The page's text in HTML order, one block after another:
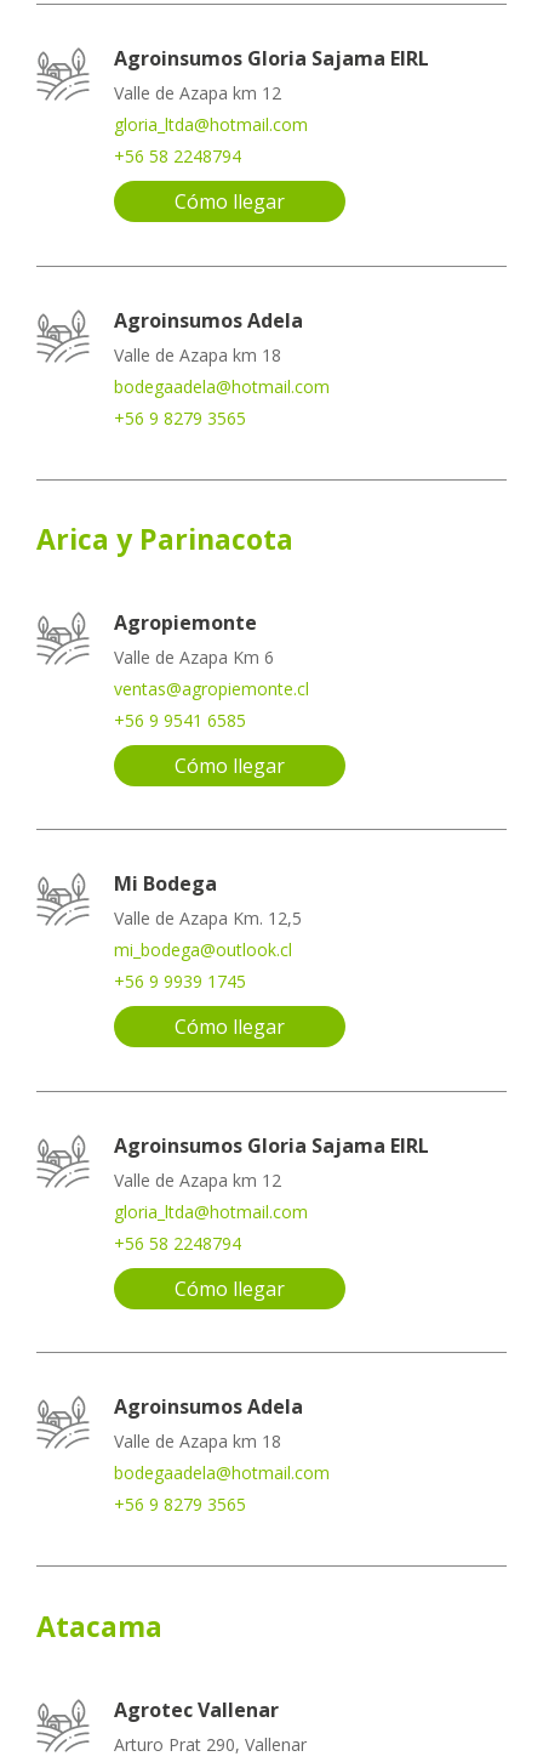
Agroinsumos Gloria Sajama EIRL
Valle de Azapa km 12
gloria_ltda@hotmail.com
+56 58 2248794
Cómo llegar
Agroinsumos Adela
Valle de Azapa km 18
bodegaadela@hotmail.com
+56 9 8279 3565
Arica y Parinacota
Agropiemonte
Valle de Azapa Km 6
ventas@agropiemonte.cl
+56 9 9541 6585
Cómo llegar
Mi Bodega
Valle de Azapa Km. 12,5
mi_bodega@outlook.cl
+56 9 9939 1745
Cómo llegar
Agroinsumos Gloria Sajama EIRL
Valle de Azapa km 12
gloria_ltda@hotmail.com
+56 58 2248794
Cómo llegar
Agroinsumos Adela
Valle de Azapa km 18
bodegaadela@hotmail.com
+56 9 8279 3565
Atacama
Agrotec Vallenar
Arturo Prat 290, Vallenar